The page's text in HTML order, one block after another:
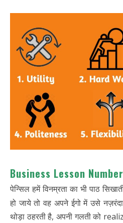
Business Lesson
पेन्सिल हमें विनम्रता का भी पाठ
हो जाये तो वह अपने ईगो में उसे
थोड़ा ठहरती है, अपनी गलती को